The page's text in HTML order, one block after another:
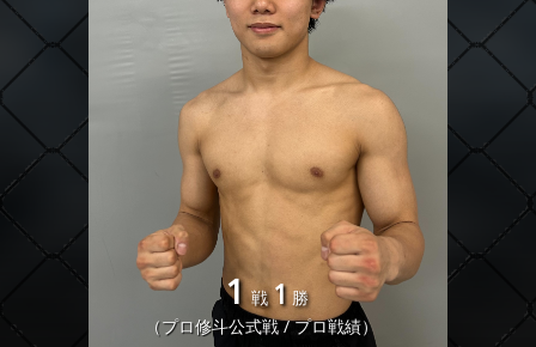
1 戦 1 勝
（プロ修斗公式戦 / プロ戦績）